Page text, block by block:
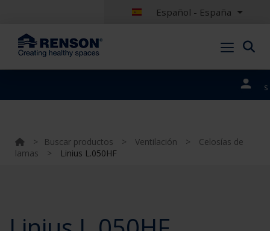
Español - España
portales
> Buscar productos > Ventilación >
Celosías de
lamas
> Linius L.050HF